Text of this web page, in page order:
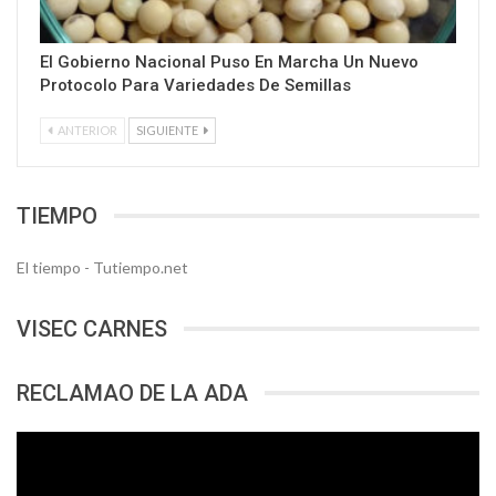
El Gobierno Nacional Puso En Marcha Un Nuevo
Protocolo Para Variedades De Semillas
ANTERIOR SIGUIENTE
TIEMPO
El tiempo - Tutiempo.net
VISEC CARNES
RECLAMAO DE LA ADA